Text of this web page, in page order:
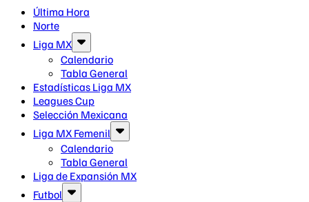
Última Hora
Norte
Liga MX
Calendario
Tabla General
Estadísticas Liga MX
Leagues Cup
Selección Mexicana
Liga MX Femenil
Calendario
Tabla General
Liga de Expansión MX
Futbol